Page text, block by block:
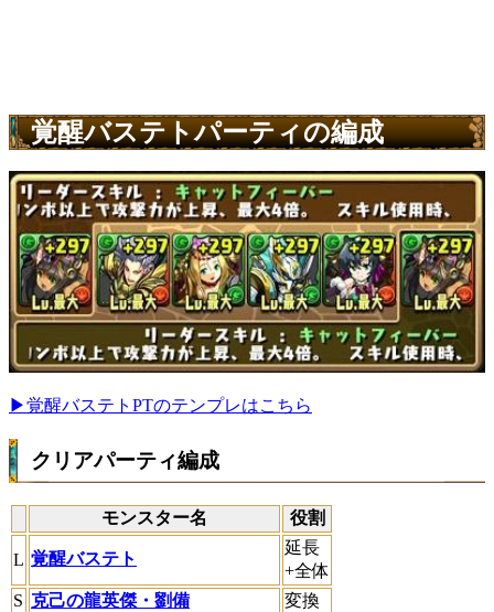
覚醒バステトパーティの編成
▶︎覚醒バステトPTのテンプレはこちら
クリアパーティ編成
モンスター名 役割
L 覚醒バステト
延長
+全体
S 克己の龍英傑・劉備
変換